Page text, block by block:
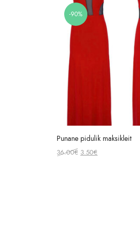
-90%
Punane pidulik maksikleit
36.00€ Original
3.50€